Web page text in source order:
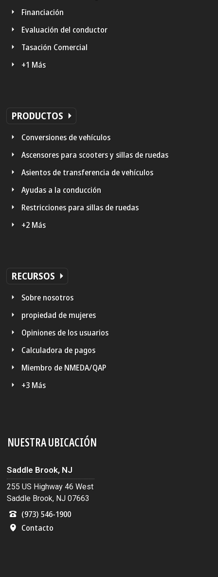
Financiación
Evaluación del conductor
Tasación Comercial
+1 Más
PRODUCTOS
Conversiones de vehículos
Ascensores para scooters y sillas de ruedas
Asientos de transferencia de vehículos
Ayudas a la conducción
Restricciones para sillas de ruedas
+2 Más
RECURSOS
Sobre nosotros
propiedad de mujeres
Opiniones de los usuarios
Calculadora de pagos
Miembro de NMEDA/QAP
+3 Más
NUESTRA UBICACIÓN
Saddle Brook, NJ
255 US Highway 46 West
Saddle Brook, NJ 07663
(973) 546-1900
Contacto